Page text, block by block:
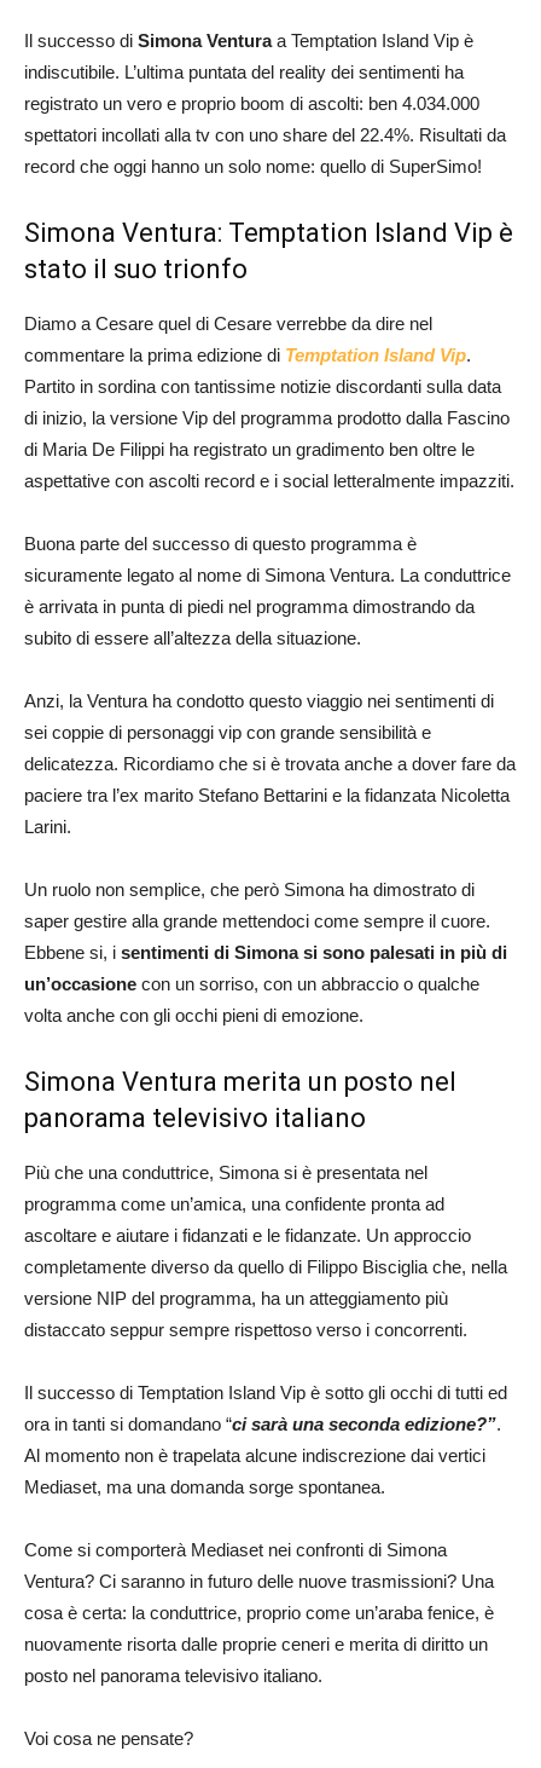
Il successo di Simona Venturaa Temptation Island Vip è
indiscutibile. L’ultima puntata del reality dei sentimenti ha
registrato un vero e proprio boom di ascolti: ben 4.034.000
spettatori incollati alla tv con uno share del 22.4%. Risultati da
record che oggi hanno un solo nome: quello di SuperSimo!
Simona Ventura: Temptation Island Vip è
stato il suo trionfo
Diamo a Cesare quel di Cesare verrebbe da dire nel
commentare la prima edizione di Temptation Island Vip.
Partito in sordina con tantissime notizie discordanti sulla data
di inizio, la versione Vip del programma prodotto dalla Fascino
di Maria De Filippi ha registrato un gradimento ben oltre le
aspettative con ascolti record e i social letteralmente impazziti.
Buona parte del successo di questo programma è
sicuramente legato al nome di Simona Ventura. La conduttrice
è arrivata in punta di piedi nel programma dimostrando da
subito di essere all’altezza della situazione.
Anzi, la Ventura ha condotto questo viaggio nei sentimenti di
sei coppie di personaggi vip con grande sensibilità e
delicatezza. Ricordiamo che si è trovata anche a dover fare da
paciere tra l’ex marito Stefano Bettarini e la fidanzata Nicoletta
Larini.
Un ruolo non semplice, che però Simona ha dimostrato di
saper gestire alla grande mettendoci come sempre il cuore.
Ebbene si, i sentimenti di Simona si sono palesati in più di
un’occasione con un sorriso, con un abbraccio o qualche
volta anche con gli occhi pieni di emozione.
Simona Ventura merita un posto nel
panorama televisivo italiano
Più che una conduttrice, Simona si è presentata nel
programma come un’amica, una confidente pronta ad
ascoltare e aiutare i fidanzati e le fidanzate. Un approccio
completamente diverso da quello di Filippo Bisciglia che, nella
versione NIP del programma, ha un atteggiamento più
distaccato seppur sempre rispettoso verso i concorrenti.
Il successo di Temptation Island Vip è sotto gli occhi di tutti ed
ora in tanti si domandano “ci sarà una seconda edizione?”.
Al momento non è trapelata alcune indiscrezione dai vertici
Mediaset, ma una domanda sorge spontanea.
Come si comporterà Mediaset nei confronti di Simona
Ventura? Ci saranno in futuro delle nuove trasmissioni? Una
cosa è certa: la conduttrice, proprio come un’araba fenice, è
nuovamente risorta dalle proprie ceneri e merita di diritto un
posto nel panorama televisivo italiano.
Voi cosa ne pensate?